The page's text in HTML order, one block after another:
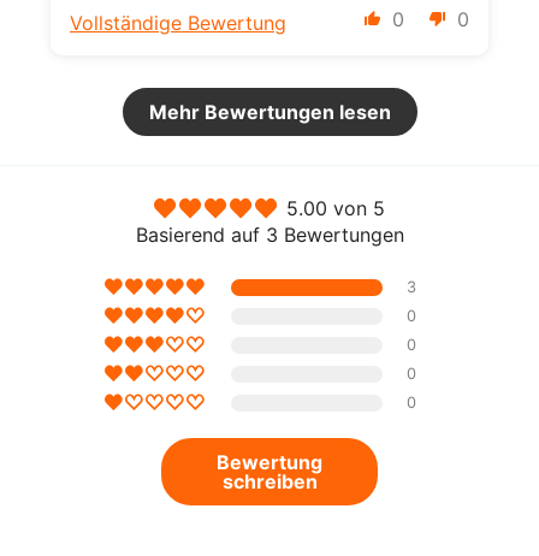
0 0
Vollständige Bewertung
Mehr Bewertungen lesen
5.00 von 5
Basierend auf 3 Bewertungen
3
0
0
0
0
Bewertung
schreiben